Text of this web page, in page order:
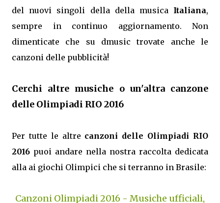
del nuovi singoli della della musica Italiana,
sempre in continuo aggiornamento. Non
dimenticate che su dmusic trovate anche le
canzoni delle pubblicità!
Cerchi altre musiche o un'altra canzone
delle Olimpiadi RIO 2016
Per tutte le altre canzoni delle Olimpiadi RIO
2016 puoi andare nella nostra raccolta dedicata
alla ai giochi Olimpici che si terranno in Brasile:
Canzoni Olimpiadi 2016 - Musiche ufficiali,